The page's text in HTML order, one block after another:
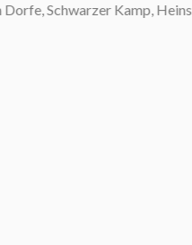
Schwarzer Kamp, Heinser